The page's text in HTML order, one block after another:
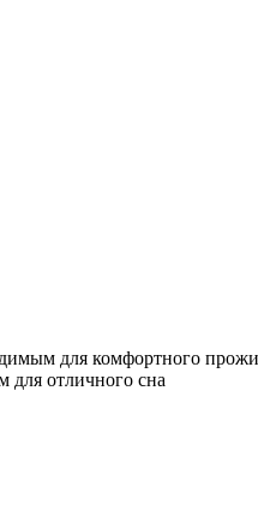
для комфортного
для отличного сна